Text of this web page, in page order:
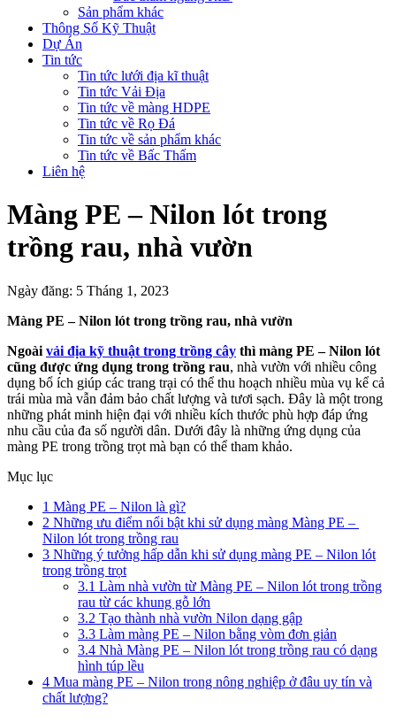
Sản phẩm khác
Thông Số Kỹ Thuật
Dự Án
Tin tức
Tin tức lưới địa kĩ thuật
Tin tức Vải Địa
Tin tức về màng HDPE
Tin tức về Rọ Đá
Tin tức về sản phẩm khác
Tin tức về Bấc Thấm
Liên hệ
Màng PE – Nilon lót trong
trồng rau, nhà vườn
Ngày đăng: 5 Tháng 1, 2023
Màng PE – Nilon lót trong trồng rau, nhà vườn
Ngoài vải địa kỹ thuật trong trồng cây thì màng PE – Nilon lót
cũng được ứng dụng trong trồng rau, nhà vườn với nhiều công
dụng bổ ích giúp các trang trại có thể thu hoạch nhiều mùa vụ kể cả
trái mùa mà vẫn đảm bảo chất lượng và tươi sạch. Đây là một trong
những phát minh hiện đại với nhiều kích thước phù hợp đáp ứng
nhu cầu của đa số người dân. Dưới đây là những ứng dụng của
màng PE trong trồng trọt mà bạn có thể tham khảo.
Mục lục
1 Màng PE – Nilon là gì?
2 Những ưu điểm nổi bật khi sử dụng màng Màng PE –
Nilon lót trong trồng rau
3 Những ý tưởng hấp dẫn khi sử dụng màng PE – Nilon lót
trong trồng trọt
3.1 Làm nhà vườn từ Màng PE – Nilon lót trong trồng
rau từ các khung gỗ lớn
3.2 Tạo thành nhà vườn Nilon dạng gập
3.3 Làm màng PE – Nilon bằng vòm đơn giản
3.4 Nhà Màng PE – Nilon lót trong trồng rau có dạng
hình túp lều
4 Mua màng PE – Nilon trong nông nghiệp ở đâu uy tín và
chất lượng?